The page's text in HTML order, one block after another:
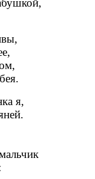
я,